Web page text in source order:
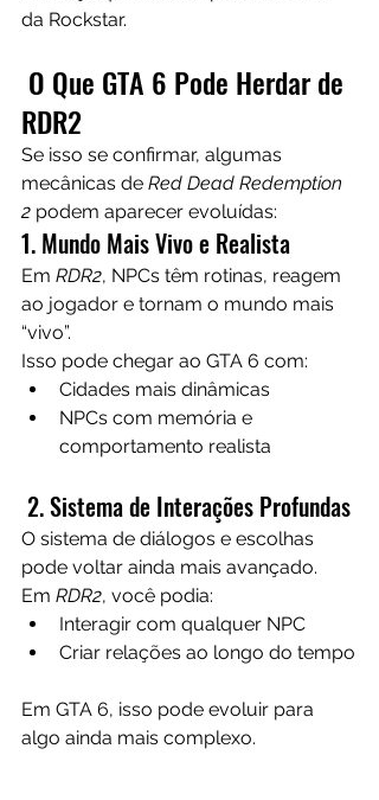
da Rockstar.
O Que GTA 6 Pode Herdar de
RDR2
Se isso se confirmar, algumas
mecânicas de Red Dead Redemption
2 podem aparecer evoluídas:
1. Mundo Mais Vivo e Realista
Em RDR2, NPCs têm rotinas, reagem
ao jogador e tornam o mundo mais
“vivo”.
Isso pode chegar ao GTA 6 com:
Cidades mais dinâmicas
NPCs com memória e
comportamento realista
2. Sistema de Interações Profundas
O sistema de diálogos e escolhas
pode voltar ainda mais avançado.
Em RDR2, você podia:
Interagir com qualquer NPC
Criar relações ao longo do tempo
Em GTA 6, isso pode evoluir para
algo ainda mais complexo.